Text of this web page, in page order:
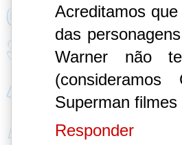
Acreditamos
das
Warner não
Superman
Responder